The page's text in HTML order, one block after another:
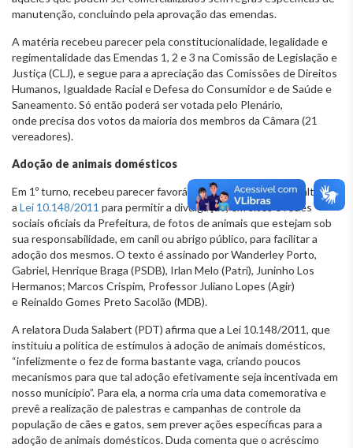
manutenção, concluindo pela aprovação das emendas.
A matéria recebeu parecer pela constitucionalidade, legalidade e
regimentalidade das Emendas 1, 2 e 3 na Comissão de Legislação e
Justiça (CLJ), e segue para a apreciação das Comissões de Direitos
Humanos, Igualdade Racial e Defesa do Consumidor e de Saúde e
Saneamento. Só então poderá ser votada pelo Plenário,
onde precisa dos votos da maioria dos membros da Câmara (21
vereadores).
Adoção de animais domésticos
Em 1º turno, recebeu parecer favorável oPL 429/2022, que altera
a Lei 10.148/2011 para permitir a divulgação, em sites e redes
sociais oficiais da Prefeitura, de fotos de animais que estejam sob
sua responsabilidade, em canil ou abrigo público, para facilitar a
adoção dos mesmos. O texto é assinado por Wanderley Porto,
Gabriel, Henrique Braga (PSDB), Irlan Melo (Patri), Juninho Los
Hermanos; Marcos Crispim, Professor Juliano Lopes (Agir)
e Reinaldo Gomes Preto Sacolão (MDB).
A relatora Duda Salabert (PDT) afirma que a Lei 10.148/2011, que
instituiu a política de estímulos à adoção de animais domésticos,
“infelizmente o fez de forma bastante vaga, criando poucos
mecanismos para que tal adoção efetivamente seja incentivada em
nosso município”. Para ela, a norma cria uma data comemorativa e
prevê a realização de palestras e campanhas de controle da
população de cães e gatos, sem prever ações específicas para a
adoção de animais domésticos. Duda comenta que o acréscimo